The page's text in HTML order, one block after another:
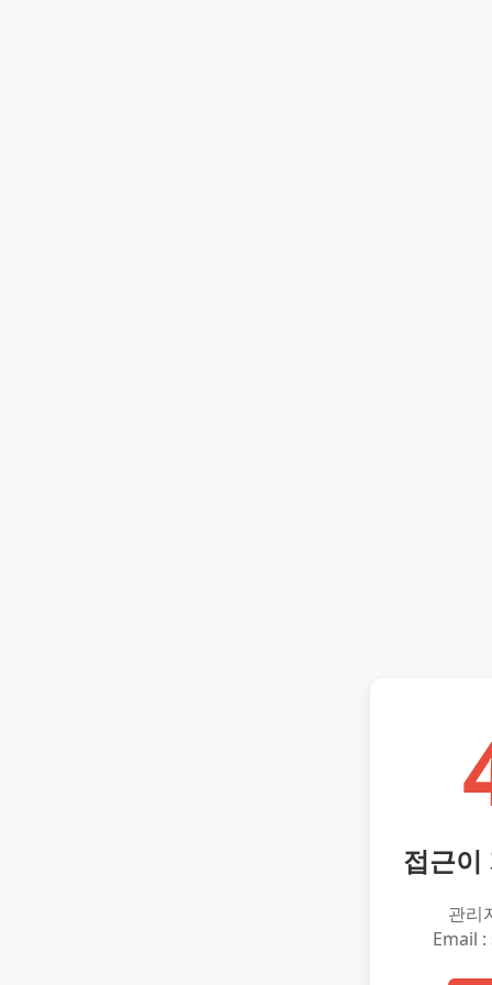
접근이
관리
Email